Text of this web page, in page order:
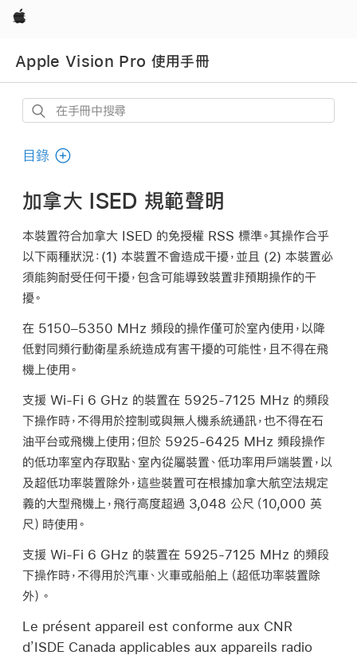
Apple
Apple Vision Pro 使用手冊
在
冊
搜
尋
目錄
加拿大 ISED 規範聲明
本裝置符合加拿大 ISED 的免授權 RSS 標準。其操作合乎
以下兩種狀況：(1) 本裝置不會造成干擾，並且 (2) 本裝置必
須能夠耐受任何干擾，包含可能導致裝置非預期操作的干
擾。
在 5150–5350 MHz 頻段的操作僅可於室內使用，以降
低對同頻行動衛星系統造成有害干擾的可能性，且不得在飛
機上使用。
支援 Wi-Fi 6 GHz 的裝置在 5925-7125 MHz 的頻段
下操作時，不得用於控制或與無人機系統通訊，也不得在石
油平台或飛機上使用；但於 5925-6425 MHz 頻段操作
的低功率室內存取點、室內從屬裝置、低功率用戶端裝置，以
及超低功率裝置除外，這些裝置可在根據加拿大航空法規定
義的大型飛機上，飛行高度超過 3,048 公尺（10,000 英
尺）時使用。
支援 Wi-Fi 6 GHz 的裝置在 5925-7125 MHz 的頻段
下操作時，不得用於汽車、火車或船舶上（超低功率裝置除
外）。
Le présent appareil est conforme aux CNR
d’ISDE Canada applicables aux appareils radio